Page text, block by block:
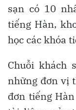
sạn có 10
tiếng Hàn,
học các khóa
Chuỗi khách
những đơn vị
đơn tiếng